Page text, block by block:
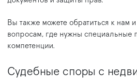
Вы также можете обратиться к нам
вопросам, где нужны специальные
компетенции.
Судебные споры с